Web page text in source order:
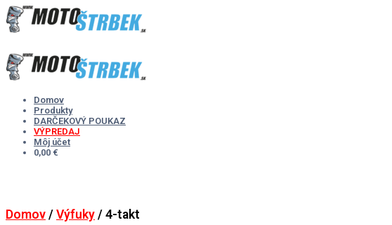
to
content
Domov
Produkty
DARČEKOVÝ POUKAZ
VÝPREDAJ
Môj účet
0,00 €
Domov / Výfuky / 4-takt